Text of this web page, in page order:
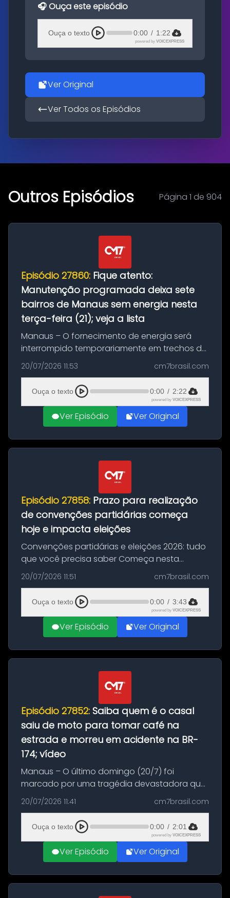
🎧 Ouça este episódio
Ouça o texto 0:00 / 1:22
powered by VOICEXPRESS
Ver Original
Ver Todos os Episódios
Outros Episódios Página 1 de 904
Episódio 27860: Fique atento:
Manutenção programada deixa sete
bairros de Manaus sem energia nesta
terça-feira (21); veja a lista
Manaus – O fornecimento de energia será
interrompido temporariamente em trechos de
sete bairros de Manaus nesta terça-feira (21).
A suspensão programada ocorrerá para a
execução de serviços de manuten...
20/07/2026 11:53 cm7brasil.com
Ouça o texto 0:00 / 2:22
powered by VOICEXPRESS
Ver Episódio Ver Original
Episódio 27858: Prazo para realização
de convenções partidárias começa
hoje e impacta eleições
Convenções partidárias e eleições 2026: tudo
que você precisa saber Começa nesta
segunda-feira e vai até 5 de agosto o prazo
para que partidos políticos e federações
partidárias realizem suas convençõ...
20/07/2026 11:51 cm7brasil.com
Ouça o texto 0:00 / 3:43
powered by VOICEXPRESS
Ver Episódio Ver Original
Episódio 27852: Saiba quem é o casal
saiu de moto para tomar café na
estrada e morreu em acidente na BR-
174; vídeo
Manaus – O último domingo (20/7) foi
marcado por uma tragédia devastadora que
resultou na morte precoce de dois jovens na
BR-174, na zona rural de Manaus. Um passeio
com destino a um típico café regio...
20/07/2026 11:41 cm7brasil.com
Ouça o texto 0:00 / 2:01
powered by VOICEXPRESS
Ver Episódio Ver Original